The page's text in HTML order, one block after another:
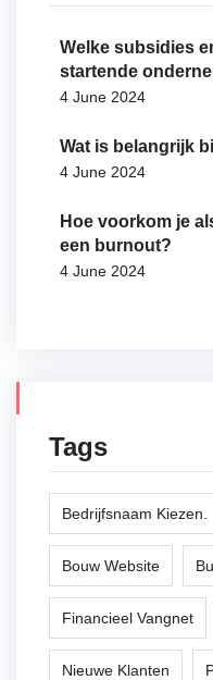
Welke subsidies
startende
4 June 2024
Wat is belangrijk
4 June 2024
Hoe voorkom je
een burnout?
4 June 2024
Tags
Bedrijfsnaam Kiezen.
Bouw Website
Financieel Vangnet
Nieuwe Klanten